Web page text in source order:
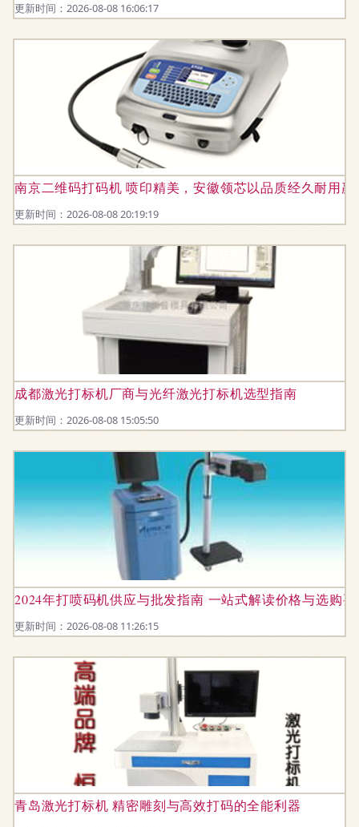
更新时间：2026-08-08 16:06:17
南京二维码打码机 喷印精美，安徽领芯以品质经久耐用赢
更新时间：2026-08-08 20:19:19
成都激光打标机厂商与光纤激光打标机选型指南
更新时间：2026-08-08 15:05:50
2024年打喷码机供应与批发指南 一站式解读价格与选购
更新时间：2026-08-08 11:26:15
青岛激光打标机 精密雕刻与高效打码的全能利器